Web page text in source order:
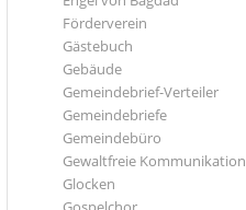
Förderverein
Gästebuch
Gebäude
Gemeindebrief-Verteiler
Gemeindebriefe
Gemeindebüro
Gewaltfreie Kommunikation
Glocken